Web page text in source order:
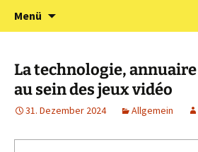
Förderverein
und Grundschule
Neuershausen
Menü
La technologie,
au sein des jeux vidéo
31. Dezember 2024 Allgemein